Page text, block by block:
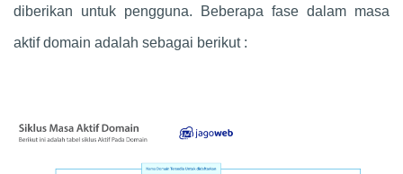
diberikan untuk pengguna. Beberapa fase dalam masa
aktif domain adalah sebagai berikut :